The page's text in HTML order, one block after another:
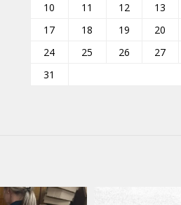
10
11 12 13
17
18 19 20
24
25 26 27
31